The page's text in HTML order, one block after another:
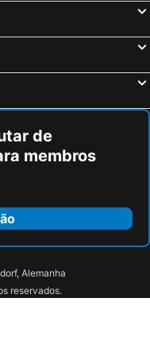
Roissy - Aéroport CDG - Le Mesnil Amelot
Classe Le Blanc Mesnil
Paris Roissy CDG
Les Herbes Folles
Paris Charles de Gaulle Airport
de
membros
Alemanha
reservados.